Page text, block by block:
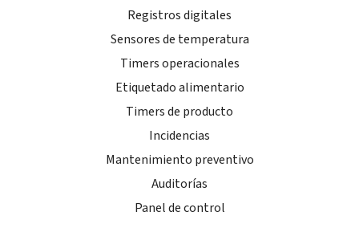
Registros digitales
Sensores de temperatura
Timers operacionales
Etiquetado alimentario
Timers de producto
Incidencias
Mantenimiento preventivo
Auditorías
Panel de control